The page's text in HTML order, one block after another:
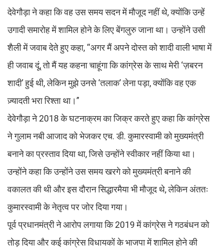
देवेगौड़ा ने कहा कि वह उस समय सदन में मौजूद नहीं थे, क्योंकि उन्हें
उगादी समारोह में शामिल होने के लिए बेंगलुरु जाना था। उन्होंने उसी
शैली में जवाब देते हुए कहा, “अगर मैं अपने दोस्त को शादी वाली भाषा में
ही जवाब दूं, तो मैं यह कहना चाहूंगा कि कांग्रेस के साथ मेरी ‘ज़बरन
शादी’ हुई थी, लेकिन मुझे उनसे ‘तलाक’ लेना पड़ा, क्योंकि वह एक
ज़्यादती भरा रिश्ता था।”
देवेगौड़ा ने 2018 के घटनाक्रम का जिक्र करते हुए कहा कि कांग्रेस
ने गुलाम नबी आजाद को भेजकर एच. डी. कुमारस्वामी को मुख्यमंत्री
बनाने का प्रस्ताव दिया था, जिसे उन्होंने स्वीकार नहीं किया था।
उन्होंने कहा कि उन्होंने उस समय खरगे को मुख्यमंत्री बनाने की
वकालत की थी और इस दौरान सिद्धारमैया भी मौजूद थे, लेकिन अंततः
कुमारस्वामी के नेतृत्व पर जोर दिया गया।
पूर्व प्रधानमंत्री ने आरोप लगाया कि 2019 में कांग्रेस ने गठबंधन को
तोड़ दिया और कई कांग्रेस विधायकों के भाजपा में शामिल होने की